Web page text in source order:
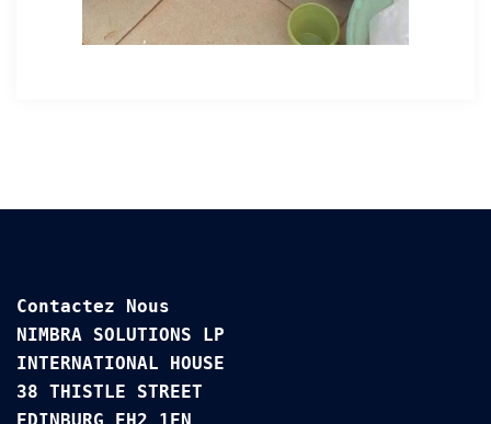
Contactez Nous
NIMBRA SOLUTIONS LP
INTERNATIONAL HOUSE
38 THISTLE STREET
EDINBURG EH2 1EN